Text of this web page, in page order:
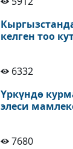
6332
Үркүндө
элеси
7680